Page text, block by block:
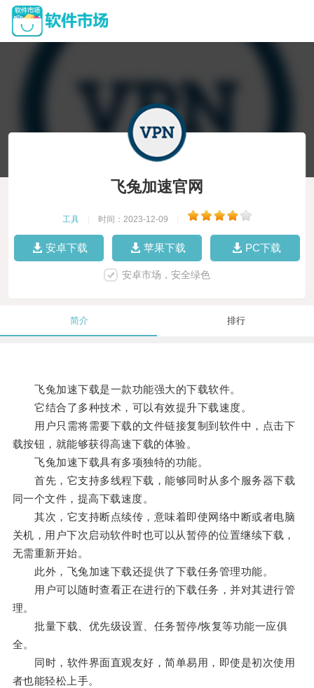
飞兔加速官网
工具 时间：2023-12-09
安卓下载 苹果下载 PC下载
安卓市场，安全绿色
简介 排行
飞兔加速下载是一款功能强大的下载软件。
它结合了多种技术，可以有效提升下载速度。
用户只需将需要下载的文件链接复制到软件中，点击下
载按钮，就能够获得高速下载的体验。
飞兔加速下载具有多项独特的功能。
首先，它支持多线程下载，能够同时从多个服务器下载
同一个文件，提高下载速度。
其次，它支持断点续传，意味着即使网络中断或者电脑
关机，用户下次启动软件时也可以从暂停的位置继续下载，
无需重新开始。
此外，飞兔加速下载还提供了下载任务管理功能。
用户可以随时查看正在进行的下载任务，并对其进行管
理。
批量下载、优先级设置、任务暂停/恢复等功能一应俱
全。
同时，软件界面直观友好，简单易用，即使是初次使用
者也能轻松上手。